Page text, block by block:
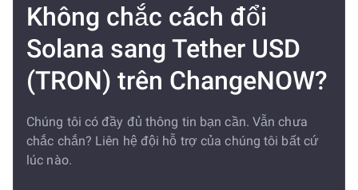
Không chắc cách đổi
Solana sang Tether USD
(TRON) trên ChangeNOW?
Chúng tôi có đầy đủ thông tin bạn cần. Vẫn chưa
chắc chắn? Liên hệ đội hỗ trợ của chúng tôi bất cứ
lúc nào.